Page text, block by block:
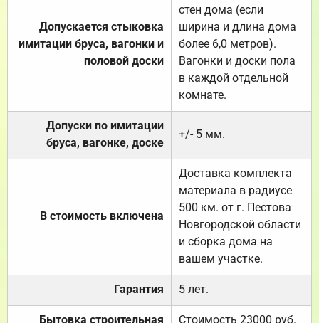
Допускается стыковка
имитации бруса, вагонки и
половой доски
стен дома (если
ширина и длина дома
более 6,0 метров).
Вагонки и доски пола
в каждой отдельной
комнате.
Допуски по имитации
бруса, вагонке, доске
+/- 5 мм.
В стоимость включена
Доставка комплекта
материала в радиусе
500 км. от г. Пестова
Новгородской области
и сборка дома на
вашем участке.
Гарантия 5 лет.
Бытовка строительная Стоимость 23000 руб.